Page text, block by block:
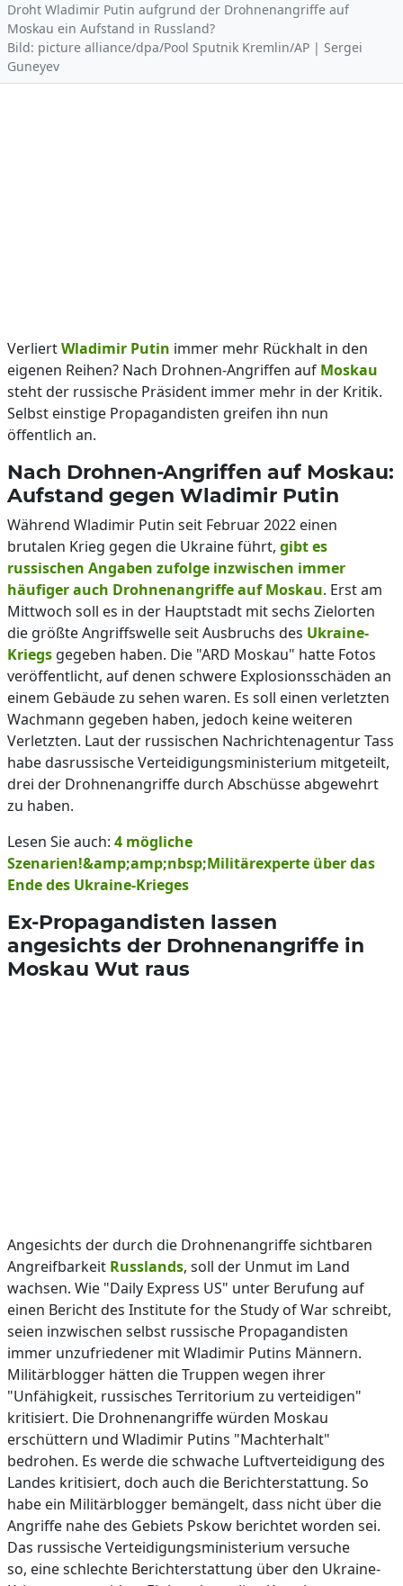
Droht Wladimir Putin aufgrund der Drohnenangriffe auf
Moskau ein Aufstand in Russland?
Bild: picture alliance/dpa/Pool Sputnik Kremlin/AP | Sergei
Guneyev
VerliertWladimir Putin immer mehr Rückhalt in den
eigenen Reihen? Nach Drohnen-Angriffen auf Moskau
steht der russische Präsident immer mehr in der Kritik.
Selbst einstige Propagandisten greifen ihn nun
öffentlich an.
Nach Drohnen-Angriffen auf Moskau:
Aufstand gegen Wladimir Putin
Während Wladimir Putin seit Februar 2022 einen
brutalen Krieg gegen die Ukraine führt, gibt es
russischen Angaben zufolge inzwischen immer
häufiger auch Drohnenangriffe auf Moskau. Erst am
Mittwoch soll es in der Hauptstadt mit sechs Zielorten
die größte Angriffswelle seit Ausbruchs des Ukraine-
Kriegs gegeben haben. Die "ARD Moskau" hatte Fotos
veröffentlicht, auf denen schwere Explosionsschäden an
einem Gebäude zu sehen waren. Es soll einen verletzten
Wachmann gegeben haben, jedoch keine weiteren
Verletzten. Laut der russischen Nachrichtenagentur Tass
habe dasrussische Verteidigungsministerium mitgeteilt,
drei der Drohnenangriffe durch Abschüsse abgewehrt
zu haben.
Lesen Sie auch: 4 mögliche
Szenarien!&amp;amp;nbsp;Militärexperte über das
Ende des Ukraine-Krieges
Ex-Propagandisten lassen
angesichts der Drohnenangriffe in
Moskau Wut raus
Angesichts der durch die Drohnenangriffe sichtbaren
Angreifbarkeit Russlands, soll der Unmut im Land
wachsen. Wie "Daily Express US" unter Berufung auf
einen Bericht des Institute for the Study of War schreibt,
seien inzwischen selbst russische Propagandisten
immer unzufriedener mit Wladimir Putins Männern.
Militärblogger hätten die Truppen wegen ihrer
"Unfähigkeit, russisches Territorium zu verteidigen"
kritisiert. Die Drohnenangriffe würden Moskau
erschüttern und Wladimir Putins "Machterhalt"
bedrohen. Es werde die schwache Luftverteidigung des
Landes kritisiert, doch auch die Berichterstattung. So
habe ein Militärblogger bemängelt, dass nicht über die
Angriffe nahe des Gebiets Pskow berichtet worden sei.
Das russische Verteidigungsministerium versuche
so, eine schlechte Berichterstattung über den Ukraine-